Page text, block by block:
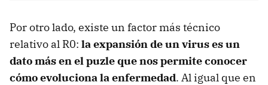
Por otro lado, existe un factor más técnico
relativo al R0: la expansión de un virus es un
dato más en el puzle que nos permite conocer
cómo evoluciona la enfermedad. Al igual que en